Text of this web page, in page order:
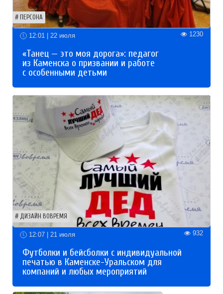
ПЕРСОНА
12:01 | 22 июля 1230
«Танец — это моя дорога»: педагог
из Каменска о призвании и работе
с особенными детьми
ДИЗАЙН ВОВРЕМЯ
12:07 | 21 июля 932
Футболки и бейсболки с индивидуальной
печатью в Каменске-Уральском для
компаний и любых мероприятий